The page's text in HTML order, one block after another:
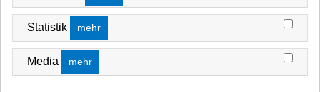
Statistik mehr
Media mehr